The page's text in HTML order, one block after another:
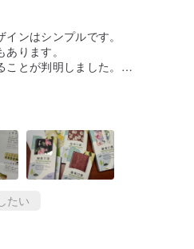
ンはシンプルです。
ります。
とが判明しました。
たい